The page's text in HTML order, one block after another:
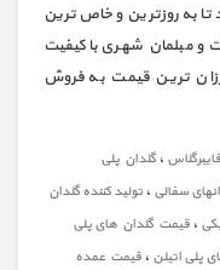
تا به روزترین و خاص ترین
و مبلمان شهری با کیفیت
ترین قیمت به فروش
، گلدان پلی
سفالی ، تولید کننده گلدان
، قیمت گلدان های پلی
پلی اتیلن ، قیمت عمده